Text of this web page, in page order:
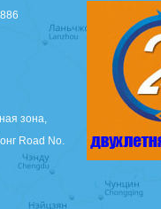
зона,
Road No.